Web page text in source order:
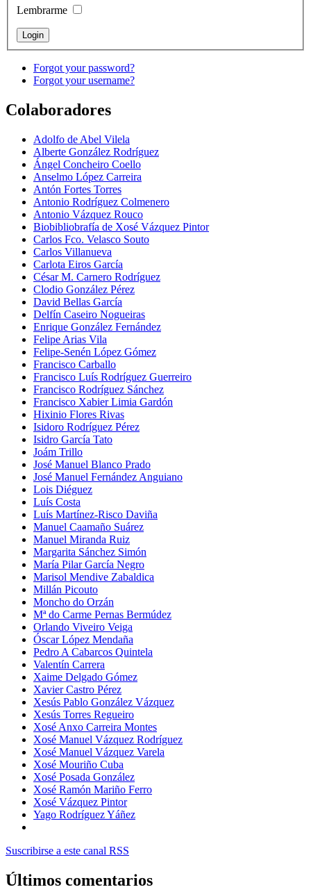
Lembrarme
Forgot your password?
Forgot your username?
Colaboradores
Adolfo de Abel Vilela
Alberte González Rodríguez
Ángel Concheiro Coello
Anselmo López Carreira
Antón Fortes Torres
Antonio Rodríguez Colmenero
Antonio Vázquez Rouco
Biobibliobrafía de Xosé Vázquez Pintor
Carlos Fco. Velasco Souto
Carlos Villanueva
Carlota Eiros García
César M. Carnero Rodríguez
Clodio González Pérez
David Bellas García
Delfín Caseiro Nogueiras
Enrique González Fernández
Felipe Arias Vila
Felipe-Senén López Gómez
Francisco Carballo
Francisco Luís Rodríguez Guerreiro
Francisco Rodríguez Sánchez
Francisco Xabier Limia Gardón
Hixinio Flores Rivas
Isidoro Rodríguez Pérez
Isidro García Tato
Joám Trillo
José Manuel Blanco Prado
José Manuel Fernández Anguiano
Lois Diéguez
Luís Costa
Luís Martínez-Risco Daviña
Manuel Caamaño Suárez
Manuel Miranda Ruiz
Margarita Sánchez Simón
María Pilar García Negro
Marisol Mendive Zabaldica
Millán Picouto
Moncho do Orzán
Mª do Carme Pernas Bermúdez
Orlando Viveiro Veiga
Óscar López Mendaña
Pedro A Cabarcos Quintela
Valentín Carrera
Xaime Delgado Gómez
Xavier Castro Pérez
Xesús Pablo González Vázquez
Xesús Torres Regueiro
Xosé Anxo Carreira Montes
Xosé Manuel Vázquez Rodríguez
Xosé Manuel Vázquez Varela
Xosé Mouriño Cuba
Xosé Posada González
Xosé Ramón Mariño Ferro
Xosé Vázquez Pintor
Yago Rodríguez Yáñez
Suscribirse a este canal RSS
Últimos comentarios